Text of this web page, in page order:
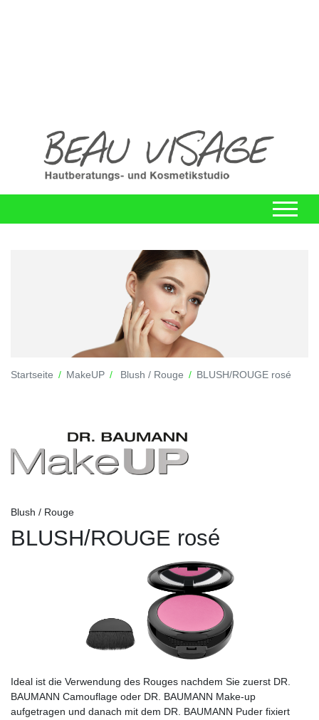
Startseite MakeUP Blush / Rouge BLUSH/ROUGE rosé
Blush / Rouge
BLUSH/ROUGE rosé
Ideal ist die Verwendung des Rouges nachdem Sie zuerst DR.
BAUMANN Camouflage oder DR. BAUMANN Make-up
aufgetragen und danach mit dem DR. BAUMANN Puder fixiert